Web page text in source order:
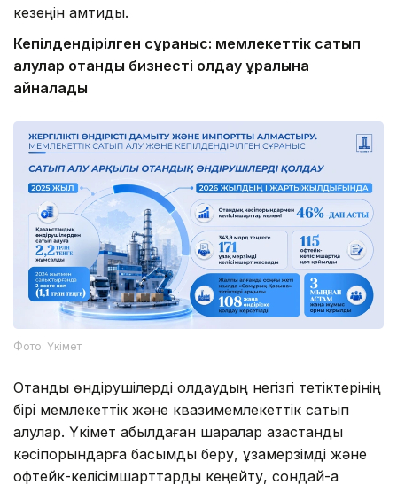
кезеңін қамтиды.
Кепілдендірілген сұраныс: мемлекеттік сатып
алулар отандық бизнесті қолдау құралына
айналады
Фото: Үкімет
Отандық өндірушілерді қолдаудың негізгі тетіктерінің
бірі мемлекеттік және квазимемлекеттік сатып
алулар. Үкімет қабылдаған шаралар қазақстандық
кәсіпорындарға басымдық беру, ұзақмерзімді және
офтейк-келісімшарттарды кеңейту, сондай-ақ